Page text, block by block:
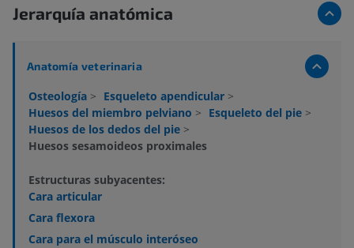
Jerarquía anatómica
Anatomía veterinaria
Osteología > Esqueleto apendicular >
Huesos del miembro pelviano > Esqueleto del pie >
Huesos de los dedos del pie >
Huesos sesamoideos proximales
Estructuras subyacentes:
Cara articular
Cara flexora
Cara para el músculo interóseo